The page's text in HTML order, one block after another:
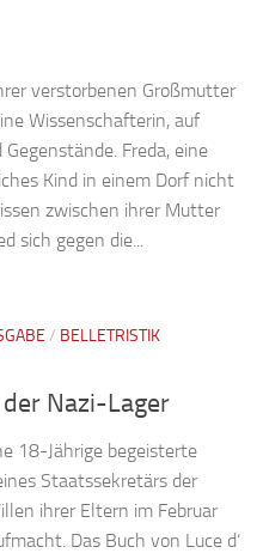
verstorbenen Großmutter
Wissenschafterin, auf
Freda, eine
Kind in einem Dorf nicht
zwischen ihrer Mutter
sich gegen die...
/ BELLETRISTIK
Nazi-Lager
18-Jährige begeisterte
Staatssekretärs der
ihrer Eltern im Februar
Das Buch von Luce d‘